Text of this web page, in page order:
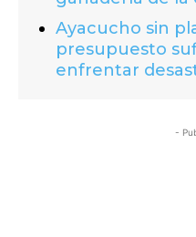
Ayacucho sin
presupuesto
enfrentar
-